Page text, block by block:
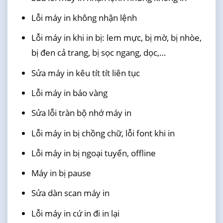
Lỗi máy in không nhận lệnh
Lỗi máy in khi in bị: lem mực, bị mờ, bị nhòe,
bị đen cả trang, bị sọc ngang, dọc,…
Sửa máy in kêu tít tít liên tục
Lỗi máy in báo vàng
Sửa lỗi tràn bộ nhớ máy in
Lỗi máy in bị chồng chữ, lỗi font khi in
Lỗi máy in bị ngoại tuyến, offline
Máy in bị pause
Sửa dàn scan máy in
Lỗi máy in cứ in đi in lại